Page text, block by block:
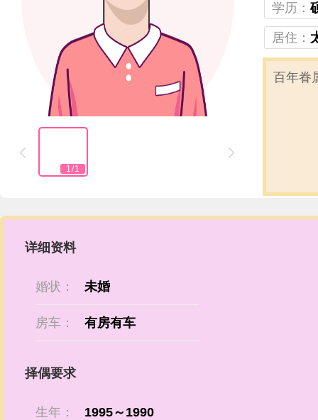

1/1

学历：
居住：
百年眷
详细资料
婚状： 未婚
房车： 有房有车
择偶要求
生年： 1995～1990